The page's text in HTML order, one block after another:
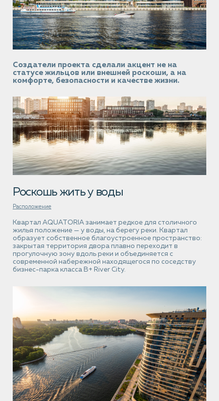
Создатели проекта сделали акцент не на
статусе жильцов или внешней роскоши, а на
комфорте, безопасности и качестве жизни.
Роскошь жить у воды
Расположение
Квартал AQUATORIA занимает редкое для столичного
жилья положение — у воды, на берегу реки. Квартал
образует собственное благоустроенное пространство:
закрытая территория двора плавно переходит в
прогулочную зону вдоль реки и объединяется с
современной набережной находящегося по соседству
бизнес-парка класса В+ River City.